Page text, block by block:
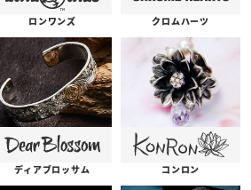
ロンワンズ クロムハーツ
ディアブロッサム コンロン